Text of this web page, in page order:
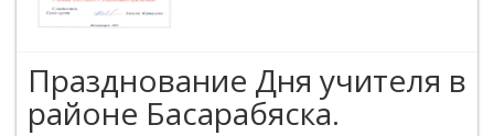
Празднование Дня учителя в
районе Басарабяска.